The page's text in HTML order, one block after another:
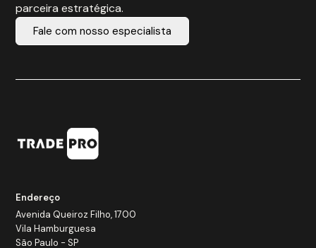
parceira estratégica.
Fale com nosso especialista
Endereço
Avenida Queiroz Filho, 1700
Vila Hamburguesa
São Paulo - SP